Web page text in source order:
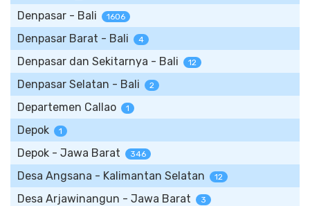
Denpasar - Bali 1606
Denpasar Barat - Bali 4
Denpasar dan Sekitarnya - Bali 12
Denpasar Selatan - Bali 2
Departemen Callao 1
Depok 1
Depok - Jawa Barat 346
Desa Angsana - Kalimantan Selatan 12
Desa Arjawinangun - Jawa Barat 3